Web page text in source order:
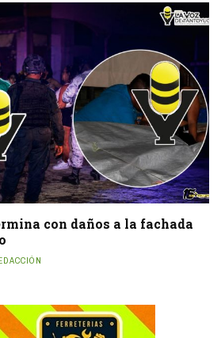
con daños a la fachada